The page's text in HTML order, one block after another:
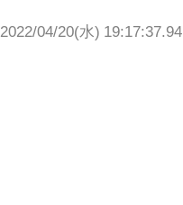
2022/04/20(水) 19:17:37.94